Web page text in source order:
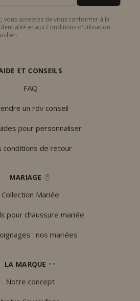
vous acceptez de vous conformer à la
et aux Conditions d'utilisation
ET CONSEILS
FAQ
un rdv conseil
pour personnaliser
conditions de retour
MARIAGE
Collection Mariée
pour chaussure mariée
: nos mariées
LA MARQUE
Notre concept